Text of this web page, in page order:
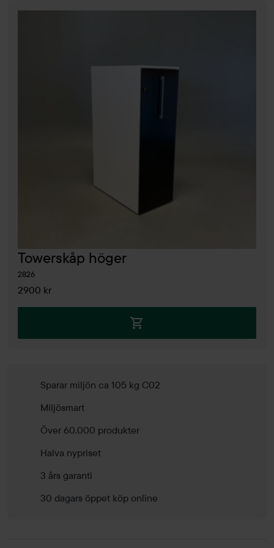
Towerskåp höger
2826
2900 kr
Sparar miljön ca 105 kg C02
Miljösmart
Över 60.000 produkter
Halva nypriset
3 års garanti
30 dagars öppet köp online